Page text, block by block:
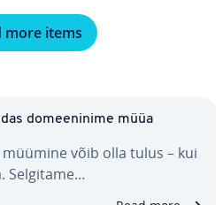
more items
do­mee­ninime müüa
võib olla tulus – kui
Selgitame…